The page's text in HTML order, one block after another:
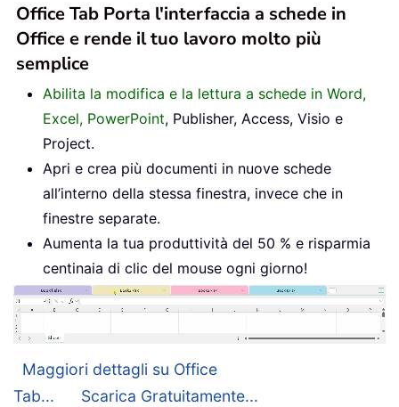
Office Tab Porta l'interfaccia a schede in
Office e rende il tuo lavoro molto più
semplice
Abilita la modifica e la lettura a schede in Word,
Excel, PowerPoint, Publisher, Access, Visio e
Project.
Apri e crea più documenti in nuove schede
all’interno della stessa finestra, invece che in
finestre separate.
Aumenta la tua produttività del 50 % e risparmia
centinaia di clic del mouse ogni giorno!
Maggiori dettagli su Office
Tab...
Scarica Gratuitamente...